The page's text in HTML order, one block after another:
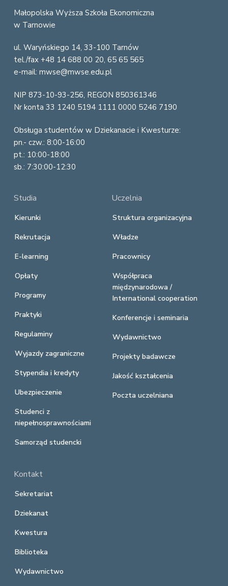
Małopolska Wyższa Szkoła Ekonomiczna
w Tarnowie
ul. Waryńskiego 14, 33-100 Tarnów
tel./fax +48 14 688 00 20, 65 65 565
e-mail: mwse@mwse.edu.pl
NIP 873-10-93-256, REGON 850361346
Nr konta 33 1240 5194 1111 0000 5246 7190
Obsługa studentów w Dziekanacie i Kwesturze:
pn.- czw.: 8:00-16:00
pt.: 10:00-18:00
sb.: 7:30:00-12:30
Studia
Kierunki
Rekrutacja
E-learning
Opłaty
Programy
Praktyki
Regulaminy
Wyjazdy zagraniczne
Stypendia i kredyty
Ubezpieczenie
Studenci z
niepełnosprawnościami
Samorząd studencki
Uczelnia
Struktura organizacyjna
Władze
Pracownicy
Współpraca
międzynarodowa /
International cooperation
Konferencje i seminaria
Wydawnictwo
Projekty badawcze
Jakość kształcenia
Poczta uczelniana
Kontakt
Sekretariat
Dziekanat
Kwestura
Biblioteka
Wydawnictwo